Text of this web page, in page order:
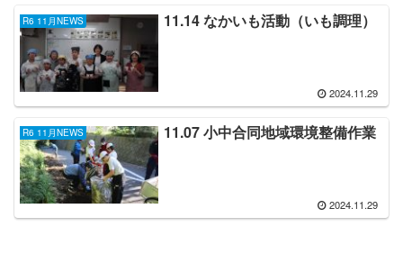
R6 11月NEWS 11.14 なかいも活動（いも調理）
2024.11.29
R6 11月NEWS 11.07 小中合同地域環境整備作業
2024.11.29